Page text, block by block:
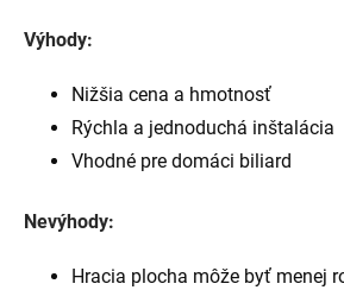
Výhody:
Nižšia cena a hmotnosť
Rýchla a jednoduchá inštalácia
Vhodné pre domáci biliard
Nevýhody:
Hracia plocha môže byť menej